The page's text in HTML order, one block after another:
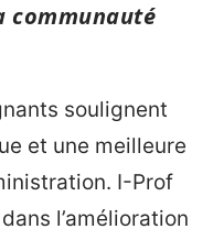
communauté
soulignent
et une meilleure
I-Prof
l’amélioration